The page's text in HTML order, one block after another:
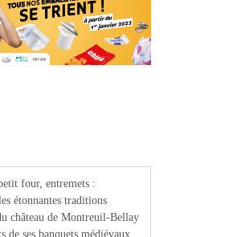
four, entremets :
étonnantes traditions
château de Montreuil-Bellay
de ses banquets médiévaux